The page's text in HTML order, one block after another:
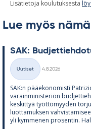
Lisätietoja koulutuksesta
Lue myös nämä
SAK:
Kategoriat
Uutiset
4.8.2026
SAK:n pää­e­ko­no­misti
va­rain­mi­nis­te­riön
kes­kit­tyä työt­tö­myy­den
luot­ta­muk­sen
yli kym­me­nen pro­sen­tin.